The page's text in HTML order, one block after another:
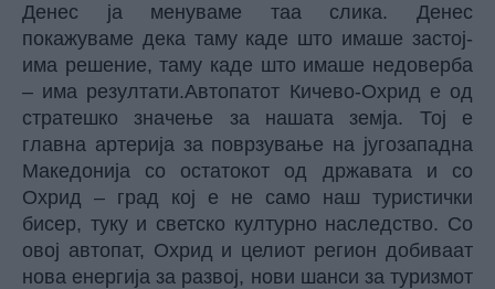
Денес ја менуваме таа слика. Денес
покажуваме дека таму каде што имаше застој-
има решение, таму каде што имаше недоверба
– има резултати.Автопатот Кичево-Охрид е од
стратешко значење за нашата земја. Тој е
главна артерија за поврзување на југозападна
Македонија со остатокот од државата и со
Охрид – град кој е не само наш туристички
бисер, туку и светско културно наследство. Со
овој автопат, Охрид и целиот регион добиваат
нова енергија за развој, нови шанси за туризмот